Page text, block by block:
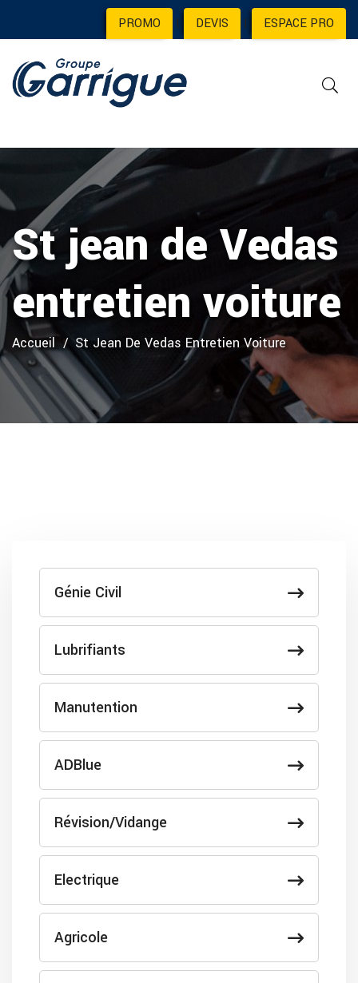
PROMO | DEVIS | ESPACE PRO
St jean de Vedas
entretien voiture
Accueil St Jean De Vedas Entretien Voiture
Génie Civil
Lubrifiants
Manutention
ADBlue
Révision/Vidange
Electrique
Agricole